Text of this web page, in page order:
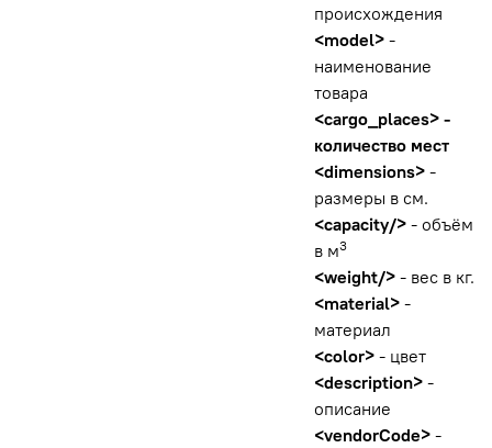
происхождения
<model> -
наименование
товара
<cargo_places> -
количество мест
<dimensions> -
размеры в см.
<capacity/> - объём
в м3
<weight/> - вес в кг.
<material> -
материал
<color> - цвет
<description> -
описание
<vendorCode> -